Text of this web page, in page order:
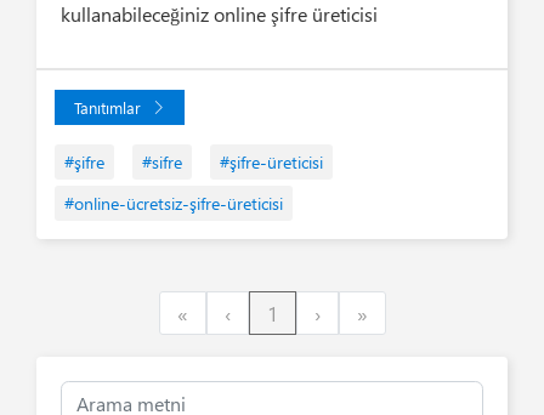
kullanabileceğiniz online şifre üreticisi
Tanıtımlar
#şifre #sifre
#şifre-üreticisi
#online-ücretsiz-şifre-üreticisi
«First ‹Previous
1 ›Next»Last